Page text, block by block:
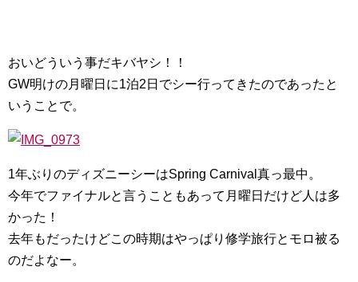
おいどういう事だキバヤシ！！
GW明けの月曜日に1泊2日でシー行ってきたのであったと
いうことで。
1年ぶりのディズニーシーはSpring Carnival真っ最中。
今年でファイナルと言うこともあって月曜日だけど人は多
かった！
去年もだったけどこの時期はやっぱり修学旅行とモロ被る
のだよなー。